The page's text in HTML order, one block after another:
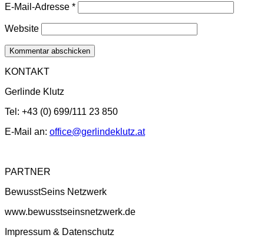
E-Mail-Adresse *
Website
KONTAKT
Gerlinde Klutz
Tel: +43 (0) 699/111 23 850
E-Mail an: office@gerlindeklutz.at
PARTNER
BewusstSeins Netzwerk
www.bewusstseinsnetzwerk.de
Impressum & Datenschutz